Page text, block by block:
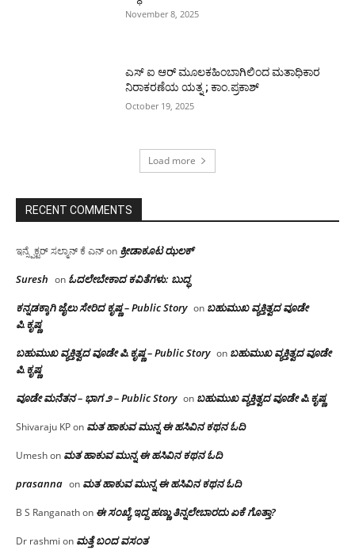
November 8, 2025
ಎಸ್ ಐ ಆರ್ ಮೂಲಕಹಿಂಬಾಗಿಲಿಂದ ಮತಾಧಿಕಾರ
ನಿರಾಕರಣೆಯ ಯತ್ನ ; ಕಾಂ.ಪ್ರಕಾಶ್
October 19, 2025
Load more
RECENT COMMENTS
ಇನ್ಸ್ಪೆಕ್ಟರ್ ಸಲ್ಮಾನ್ ಕೆ ಎನ್on ಕ್ರೀಡಾಕೂಟ ಝಲಕ್
Suresh on ಓದಲೇಬೇಕಾದ‌ ಕವಿತೆಗಳು: ಬುದ್ಧ
ಕನ್ನಡಕ್ಕಾಗಿ ಜೈಲು ಸೇರಿದ ಕೃಷ್ಣ – Public Story on ಬಹುಮುಖ ವ್ಯಕ್ತಿತ್ವದ ವೂಡೇ
ಪಿ.ಕೃಷ್ಣ
ಬಹುಮುಖ ವ್ಯಕ್ತಿತ್ವದ ವೂಡೇ ಪಿ.ಕೃಷ್ಣ – Public Story on ಬಹುಮುಖ ವ್ಯಕ್ತಿತ್ವದ ವೂಡೇ
ಪಿ.ಕೃಷ್ಣ
ವೂಡೇ ಮನೆತನ – ಭಾಗ ೨ – Public Story on ಬಹುಮುಖ ವ್ಯಕ್ತಿತ್ವದ ವೂಡೇ ಪಿ.ಕೃಷ್ಣ
Shivaraju KPon ಮತ ಹಾಕುವ ಮುನ್ನ ಈ ಹಸಿವಿನ ಕಥನ ಓದಿ
Umeshon ಮತ ಹಾಕುವ ಮುನ್ನ ಈ ಹಸಿವಿನ ಕಥನ ಓದಿ
prasanna on ಮತ ಹಾಕುವ ಮುನ್ನ ಈ ಹಸಿವಿನ ಕಥನ ಓದಿ
B S Ranganathon ಈ ಸಂಖ್ಯೆ ಇದ್ದ ಹಣ್ಣು ತಿನ್ನಲೇಬಾರದು ಏಕೆ ಗೊತ್ತಾ?
Dr rashmi on ಮತ್ತೆ ಬಂದ ವಸಂತ